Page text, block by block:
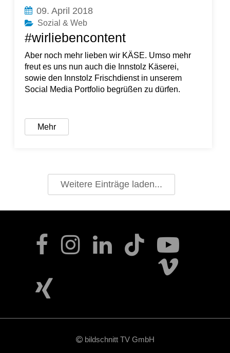
09. April 2018
Sozial & Web
#wirliebencontent
Aber noch mehr lieben wir KÄSE. Umso mehr
freut es uns nun auch die Innstolz Käserei,
sowie den Innstolz Frischdienst in unserem
Social Media Portfolio begrüßen zu dürfen.
Mehr
Weitere Einträge laden...
bildschnitt TV GmbH